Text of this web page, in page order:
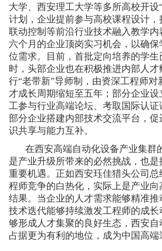
大学、西安理工大学等多所高校开
计划，企业提前参与高校课程设计
联动控制等前沿行业技术融入教学
六个月的企业顶岗实习机会，以确
位需求。目前，首批定向培养的学
时，头部企业也在积极推进内部人
行“老带新”导师制，由资深工程师
才成长周期缩短至五年；部分企业
工参与行业高端论坛、考取国际认
部分企业搭建内部技术交流平台，
识共享与能力互补。
在西安高端自动化设备产业集群
是产业升级所带来的必然挑战，也
重要机遇。正如西安珏佳猎头公司
程师竞争的白热化，实际上是产业
结果。当企业的人才需求能够精准
技术迭代能够持续激发工程师的成
够形成人才集聚的良好生态，西安
占据更为有利的地位，成为中国高